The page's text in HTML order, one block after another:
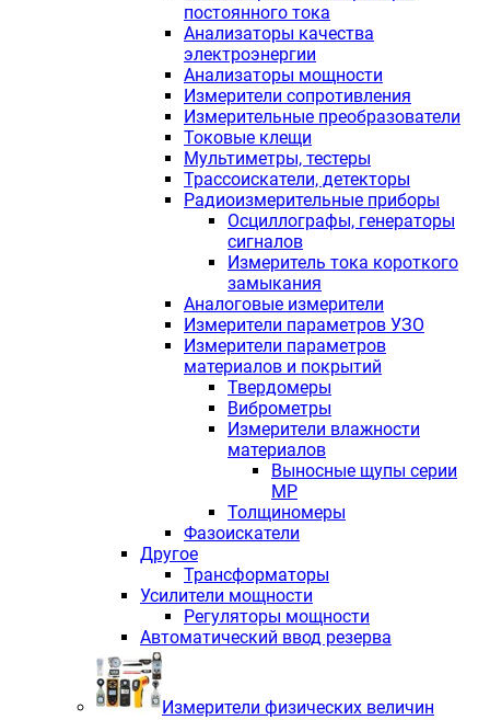
постоянного тока
Анализаторы качества
электроэнергии
Анализаторы мощности
Измерители сопротивления
Измерительные преобразователи
Токовые клещи
Мультиметры, тестеры
Трассоискатели, детекторы
Радиоизмерительные приборы
Осциллографы, генераторы
сигналов
Измеритель тока короткого
замыкания
Аналоговые измерители
Измерители параметров УЗО
Измерители параметров
материалов и покрытий
Твердомеры
Виброметры
Измерители влажности
материалов
Выносные щупы серии
МР
Толщиномеры
Фазоискатели
Другое
Трансформаторы
Усилители мощности
Регуляторы мощности
Автоматический ввод резерва
Измерители физических величин